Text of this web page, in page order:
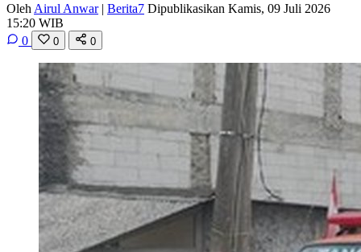
Oleh Airul Anwar | Berita7 Dipublikasikan Kamis, 09 Juli 2026
15:20 WIB
0
0 0